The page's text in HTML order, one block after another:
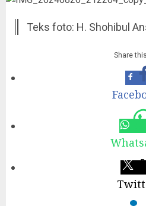
Teks foto: H. Shohibul
Share